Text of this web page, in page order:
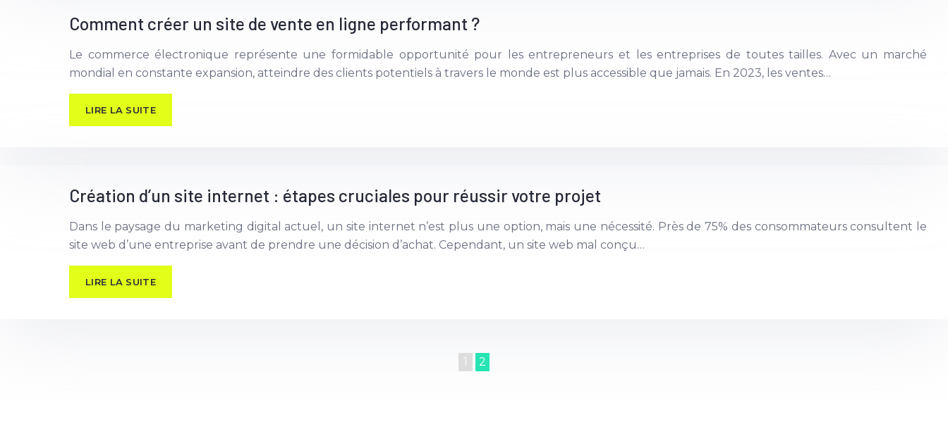
Comment créer un site de vente en ligne performant ?
Le commerce électronique représente une formidable opportunité pour les entrepreneurs et les entreprises de toutes tailles. Avec un marché
mondial en constante expansion, atteindre des clients potentiels à travers le monde est plus accessible que jamais. En 2023, les ventes…
LIRE LA SUITE
Création d’un site internet : étapes cruciales pour réussir votre projet
Dans le paysage du marketing digital actuel, un site internet n’est plus une option, mais une nécessité. Près de 75% des consommateurs consultent le
site web d’une entreprise avant de prendre une décision d’achat. Cependant, un site web mal conçu…
LIRE LA SUITE
1 2